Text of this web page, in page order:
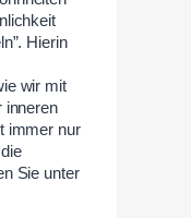
Hierin
wir mit
inneren
immer nur
Sie unter